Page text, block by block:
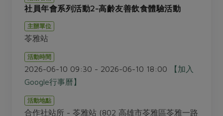
奶蛋豆・五穀
肉品・水產
畜產肉類
肉食
海鮮
蔬食
蛋料理
2026年端午節預購圓滿結束
更多預購活動
當季產品
傳到心坎裡，誠心又澎派
觀點文章
主婦食堂
社內大小事
產品故事
樂齡生活
廚房瑜伽
關於合作社
認識合作社
關於我們
合作社組織
員工與求才
重要公告
社員年會系列活動2-高齡友善飲食體驗活動
主辦單位
苓雅站
活動時間
2026-06-10 09:30 - 2026-06-10 18:00
【加入
Google行事曆】
活動地點
合作社站所 - 苓雅站 (802 高雄市苓雅區苓雅一路